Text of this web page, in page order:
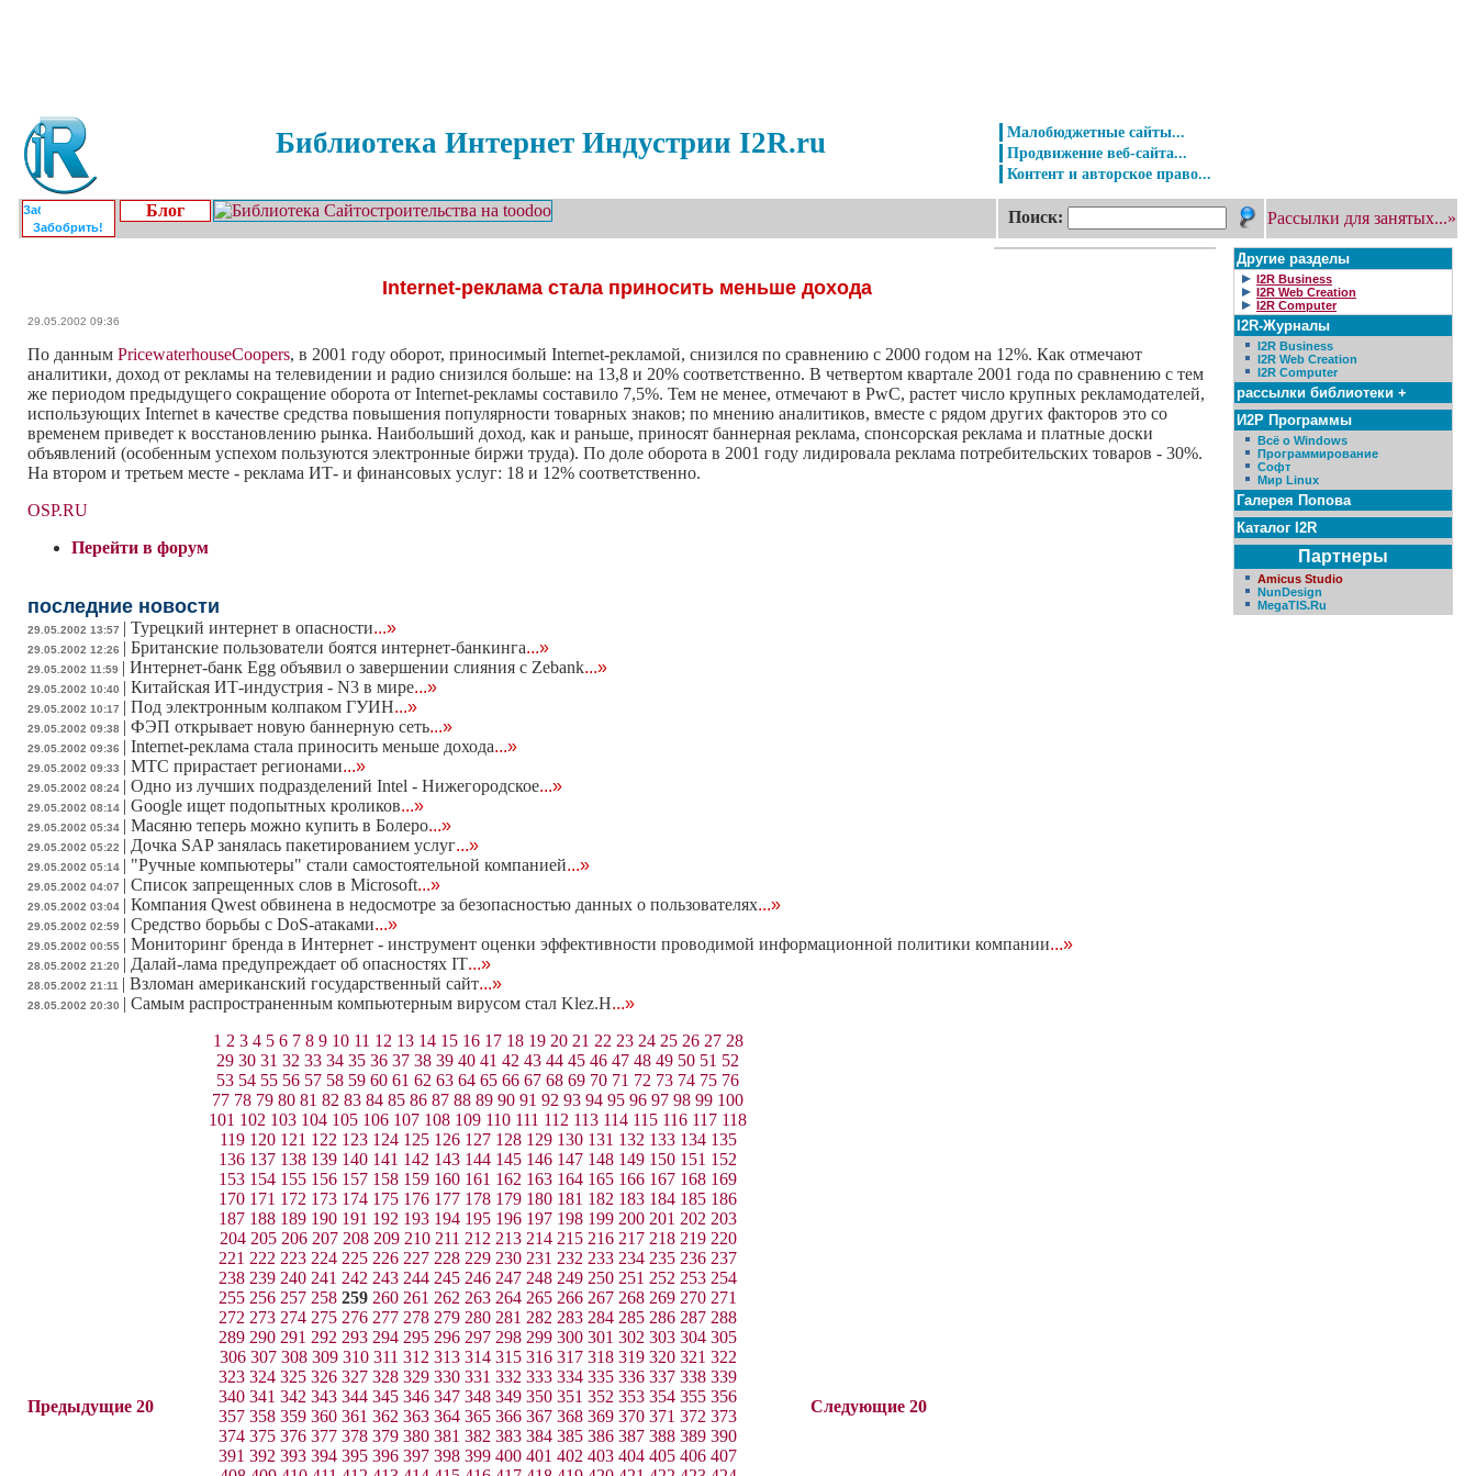
Библиотека Интернет Индустрии I2R.ru
Малобюджетные сайты...
Продвижение веб-сайта...
Контент и авторское право...
Забобрить!
Блог Поиск: Рассылки для занятых...»
Internet-реклама стала приносить меньше дохода
29.05.2002 09:36
По данным PricewaterhouseCoopers, в 2001 году оборот, приносимый Internet-рекламой, снизился по сравнению с 2000 годом на 12%. Как отмечают
аналитики, доход от рекламы на телевидении и радио снизился больше: на 13,8 и 20% соответственно. В четвертом квартале 2001 года по сравнению с тем
же периодом предыдущего сокращение оборота от Internet-рекламы составило 7,5%. Тем не менее, отмечают в PwC, растет число крупных рекламодателей,
использующих Internet в качестве средства повышения популярности товарных знаков; по мнению аналитиков, вместе с рядом других факторов это со
временем приведет к восстановлению рынка. Наибольший доход, как и раньше, приносят баннерная реклама, спонсорская реклама и платные доски
объявлений (особенным успехом пользуются электронные биржи труда). По доле оборота в 2001 году лидировала реклама потребительских товаров - 30%.
На втором и третьем месте - реклама ИТ- и финансовых услуг: 18 и 12% соответственно.
OSP.RU
Перейти в форум
последние новости
29.05.2002 13:57 | Турецкий интернет в опасности...»
29.05.2002 12:26 | Британские пользователи боятся интернет-банкинга...»
29.05.2002 11:59 | Интернет-банк Egg объявил о завершении слияния с Zebank...»
29.05.2002 10:40 | Китайская ИТ-индустрия - N3 в мире...»
29.05.2002 10:17 | Под электронным колпаком ГУИН...»
29.05.2002 09:38 | ФЭП открывает новую баннерную сеть...»
29.05.2002 09:36 | Internet-реклама стала приносить меньше дохода...»
29.05.2002 09:33 | МТС прирастает регионами...»
29.05.2002 08:24 | Одно из лучших подразделений Intel - Нижегородское...»
29.05.2002 08:14 | Google ищет подопытных кроликов...»
29.05.2002 05:34 | Масяню теперь можно купить в Болеро...»
29.05.2002 05:22 | Дочка SAP занялась пакетированием услуг...»
29.05.2002 05:14 | "Ручные компьютеры" стали самостоятельной компанией...»
29.05.2002 04:07 | Список запрещенных слов в Microsoft...»
29.05.2002 03:04 | Компания Qwest обвинена в недосмотре за безопасностью данных о пользователях...»
29.05.2002 02:59 | Средство борьбы с DoS-атаками...»
29.05.2002 00:55 | Мониторинг бренда в Интернет - инструмент оценки эффективности проводимой информационной политики компании...»
28.05.2002 21:20 | Далай-лама предупреждает об опасностях IT...»
28.05.2002 21:11 | Взломан американский государственный сайт...»
28.05.2002 20:30 | Самым распространенным компьютерным вирусом стал Klez.H...»
Предыдущие 20
1 2 3 4 5 6 7 8 9 10 11 12 13 14 15 16 17 18 19 20 21 22 23 24 25 26 27 28
29 30 31 32 33 34 35 36 37 38 39 40 41 42 43 44 45 46 47 48 49 50 51 52
53 54 55 56 57 58 59 60 61 62 63 64 65 66 67 68 69 70 71 72 73 74 75 76
77 78 79 80 81 82 83 84 85 86 87 88 89 90 91 92 93 94 95 96 97 98 99 100
101 102 103 104 105 106 107 108 109 110 111 112 113 114 115 116 117 118
119 120 121 122 123 124 125 126 127 128 129 130 131 132 133 134 135
136 137 138 139 140 141 142 143 144 145 146 147 148 149 150 151 152
153 154 155 156 157 158 159 160 161 162 163 164 165 166 167 168 169
170 171 172 173 174 175 176 177 178 179 180 181 182 183 184 185 186
187 188 189 190 191 192 193 194 195 196 197 198 199 200 201 202 203
204 205 206 207 208 209 210 211 212 213 214 215 216 217 218 219 220
221 222 223 224 225 226 227 228 229 230 231 232 233 234 235 236 237
238 239 240 241 242 243 244 245 246 247 248 249 250 251 252 253 254
255 256 257 258 259 260 261 262 263 264 265 266 267 268 269 270 271
272 273 274 275 276 277 278 279 280 281 282 283 284 285 286 287 288
289 290 291 292 293 294 295 296 297 298 299 300 301 302 303 304 305
306 307 308 309 310 311 312 313 314 315 316 317 318 319 320 321 322
323 324 325 326 327 328 329 330 331 332 333 334 335 336 337 338 339
340 341 342 343 344 345 346 347 348 349 350 351 352 353 354 355 356
357 358 359 360 361 362 363 364 365 366 367 368 369 370 371 372 373
374 375 376 377 378 379 380 381 382 383 384 385 386 387 388 389 390
391 392 393 394 395 396 397 398 399 400 401 402 403 404 405 406 407
Следующие 20
Другие разделы
I2R Business
I2R Web Creation
I2R Computer
I2R-Журналы
I2R Business
I2R Web Creation
I2R Computer
рассылки библиотеки +
И2Р Программы
Всё о Windows
Программирование
Софт
Мир Linux
Галерея Попова
Каталог I2R
Партнеры
Amicus Studio
NunDesign
MegaTIS.Ru